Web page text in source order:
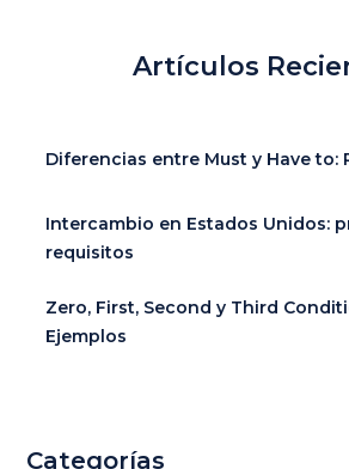
Artículos
Diferencias entre Must y Have to:
Intercambio en Estados Unidos:
requisitos
Zero, First, Second y Third
Ejemplos
Categorías